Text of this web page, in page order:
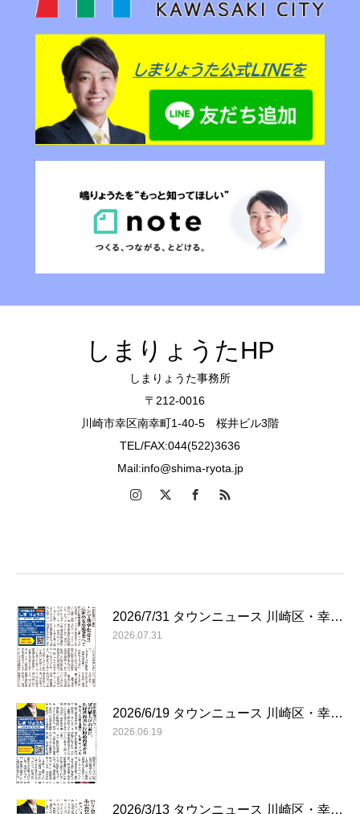
しまりょうたHP
しまりょうた事務所
〒212-0016
川崎市幸区南幸町1-40-5 桜井ビル3階
TEL/FAX:044(522)3636
Mail:info@shima-ryota.jp
2026/7/31 タウンニュース 川崎区・幸…
2026.07.31
2026/6/19 タウンニュース 川崎区・幸…
2026.06.19
2026/3/13 タウンニュース 川崎区・幸…